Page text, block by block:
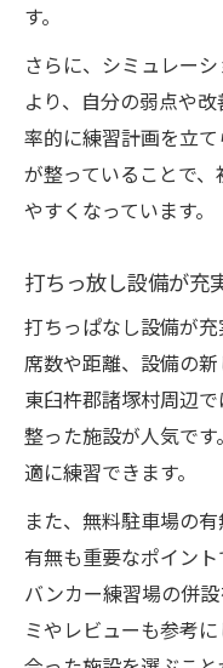
す。
さらに、シミュレー
より、自分の弱点や
率的に練習計画を立
が整っていることで
やすくなっています。
打ちっ放し設備が充
打ちっぱなし設備が
席数や距離、設備の
東臼杵郡諸塚村周辺
整った施設が人気で
適に練習できます。
また、無料駐車場の
有無も重要なポイン
バンカー練習場の併
ミやレビューも参考